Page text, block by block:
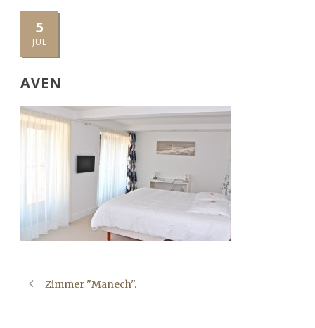
5
JUL
AVEN
Zimmer "Manech".